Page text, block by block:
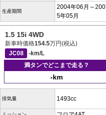
生産期間
2004年06月～200
5年05月
1.5 15i 4WD
新車時価格154.5万円(税込)
JC08
-km/L
満タンでどこまで走る？
-km
排気量 1493cc